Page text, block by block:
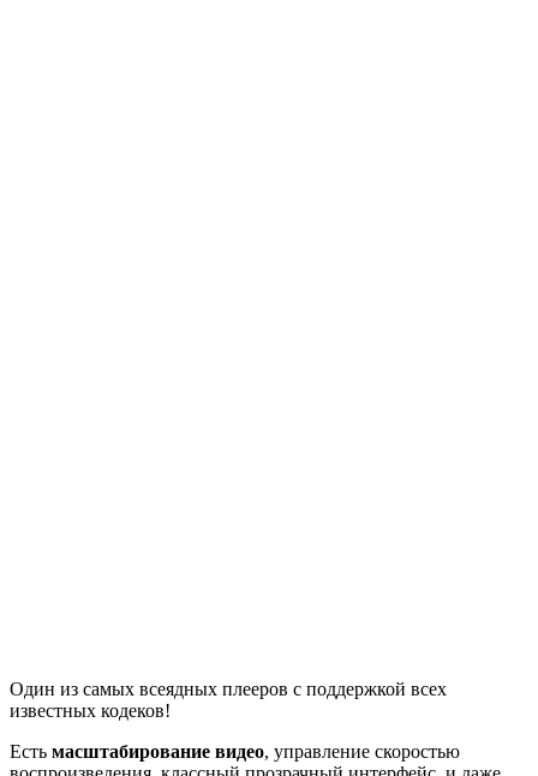
Один из самых всеядных плееров с поддержкой всех
известных кодеков!
Есть масштабирование видео, управление скоростью